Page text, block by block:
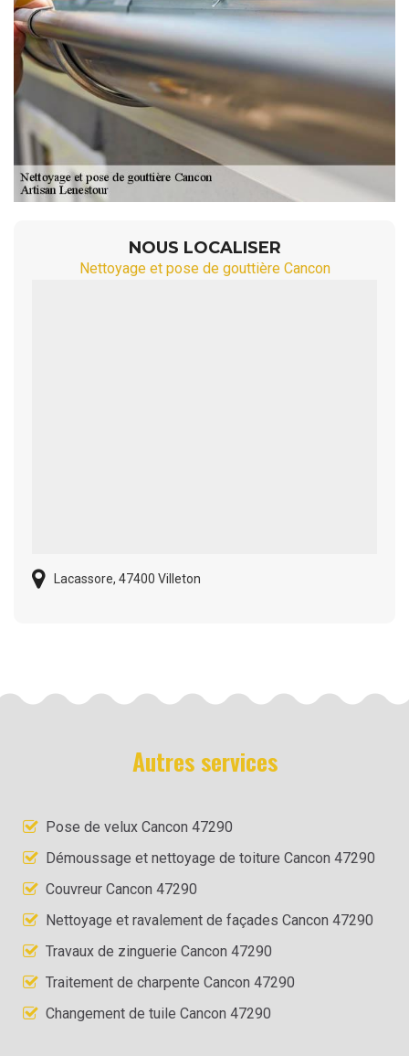
NOUS LOCALISER
Nettoyage et pose de gouttière Cancon
Lacassore, 47400 Villeton
Autres services
Pose de velux Cancon 47290
Démoussage et nettoyage de toiture Cancon 47290
Couvreur Cancon 47290
Nettoyage et ravalement de façades Cancon 47290
Travaux de zinguerie Cancon 47290
Traitement de charpente Cancon 47290
Changement de tuile Cancon 47290